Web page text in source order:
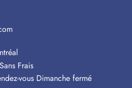
Frais
vous Dimanche fermé